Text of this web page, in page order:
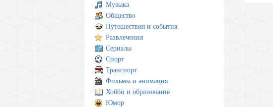
Музыка
Общество
Путешествия и события
Развлечения
Сериалы
Спорт
Транспорт
Фильмы и анимация
Хобби и образование
Юмор